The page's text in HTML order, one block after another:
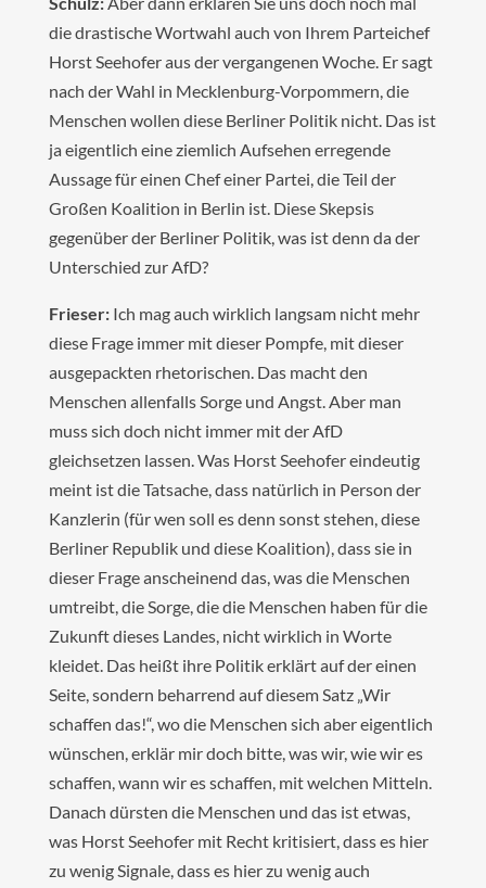
die drastische Wortwahl auch von Ihrem Parteichef
Horst Seehofer aus der vergangenen Woche. Er sagt
nach der Wahl in Mecklenburg-Vorpommern, die
Menschen wollen diese Berliner Politik nicht. Das ist
ja eigentlich eine ziemlich Aufsehen erregende
Aussage für einen Chef einer Partei, die Teil der
Großen Koalition in Berlin ist. Diese Skepsis
gegenüber der Berliner Politik, was ist denn da der
Unterschied zur AfD?
Frieser:Ich mag auch wirklich langsam nicht mehr
diese Frage immer mit dieser Pompfe, mit dieser
ausgepackten rhetorischen. Das macht den
Menschen allenfalls Sorge und Angst. Aber man
muss sich doch nicht immer mit der AfD
gleichsetzen lassen. Was Horst Seehofer eindeutig
meint ist die Tatsache, dass natürlich in Person der
Kanzlerin (für wen soll es denn sonst stehen, diese
Berliner Republik und diese Koalition), dass sie in
dieser Frage anscheinend das, was die Menschen
umtreibt, die Sorge, die die Menschen haben für die
Zukunft dieses Landes, nicht wirklich in Worte
kleidet. Das heißt ihre Politik erklärt auf der einen
Seite, sondern beharrend auf diesem Satz „Wir
schaffen das!“, wo die Menschen sich aber eigentlich
wünschen, erklär mir doch bitte, was wir, wie wir es
schaffen, wann wir es schaffen, mit welchen Mitteln.
Danach dürsten die Menschen und das ist etwas,
was Horst Seehofer mit Recht kritisiert, dass es hier
zu wenig Signale, dass es hier zu wenig auch